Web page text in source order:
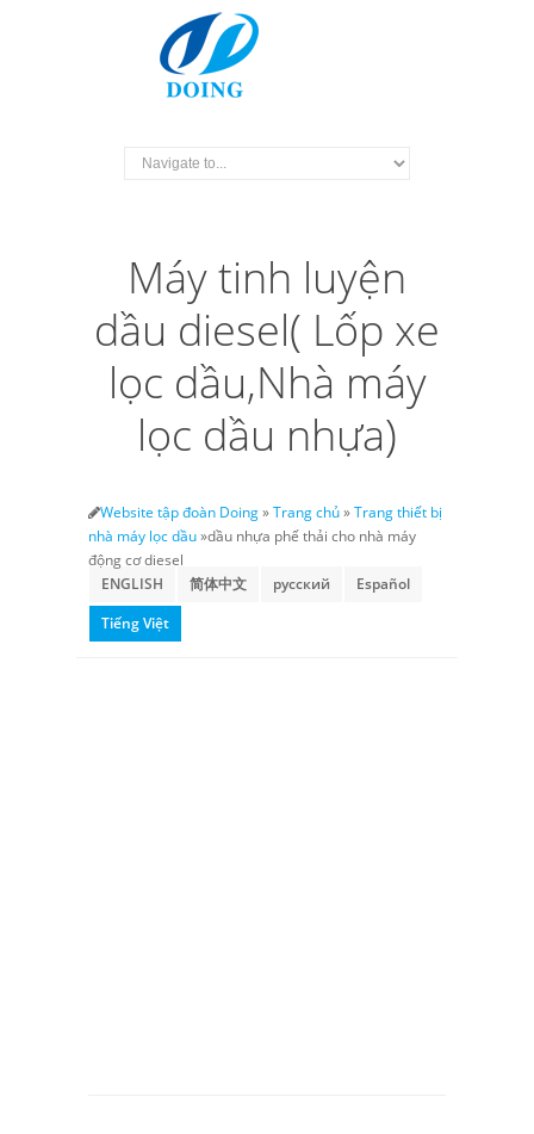
Máy tinh luyện
dầu diesel( Lốp xe
lọc dầu,Nhà máy
lọc dầu nhựa)
Website tập đoàn Doing»Trang chủ»Trang thiết bị
nhà máy lọc dầu»dầu nhựa phế thải cho nhà máy
động cơ diesel
ENGLISH
简体中文 русский
Español
Tiếng Việt